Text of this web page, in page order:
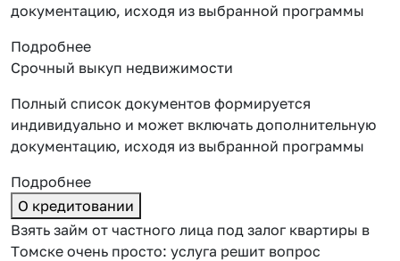
документацию, исходя из выбранной программы
Подробнее
Срочный выкуп недвижимости
Полный список документов формируется
индивидуально и может включать дополнительную
документацию, исходя из выбранной программы
Подробнее
О кредитовании
Взять займ от частного лица под залог квартиры в
Томске очень просто: услуга решит вопрос